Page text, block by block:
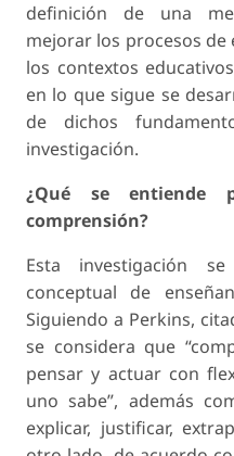
definición de una
mejorar los procesos de
los contextos
en lo que sigue se
de dichos
investigación.
¿Qué se entiende
comprensión?
Esta investigación
conceptual de
Siguiendo a Perkins,
se considera que
pensar y actuar con
uno sabe”, además
explicar, justificar,